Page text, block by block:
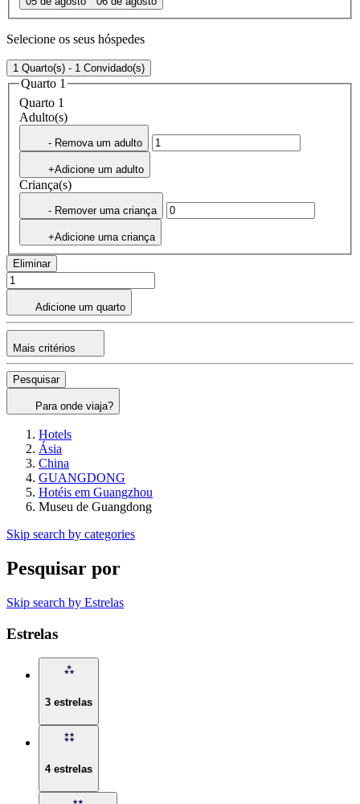
Selecione os seus hóspedes
1 Quarto(s) - 1 Convidado(s)
Quarto 1
Quarto 1
Adulto(s)
- Remova um adulto
+Adicione um adulto
Criança(s)
- Remover uma criança
+Adicione uma criança
Eliminar
Adicione um quarto
Mais critérios
Pesquisar
Para onde viaja?
Hotels
Ásia
China
GUANGDONG
Hotéis em Guangzhou
Museu de Guangdong
Skip search by categories
Pesquisar por
Skip search by Estrelas
Estrelas
3 estrelas
4 estrelas